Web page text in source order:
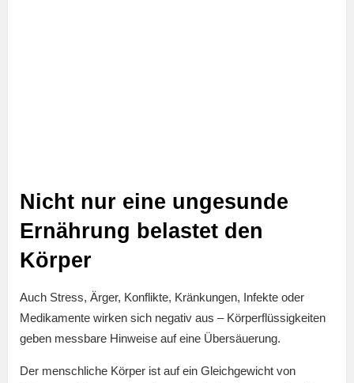
Nicht nur eine ungesunde
Ernährung belastet den
Körper
Auch Stress, Ärger, Konflikte, Kränkungen, Infekte oder
Medikamente wirken sich negativ aus – Körperflüssigkeiten
geben messbare Hinweise auf eine Übersäuerung.
Der menschliche Körper ist auf ein Gleichgewicht von